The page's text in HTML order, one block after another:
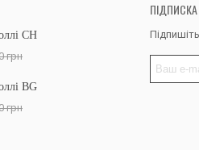
CH
грн
BG
грн
ПІДПИСКА